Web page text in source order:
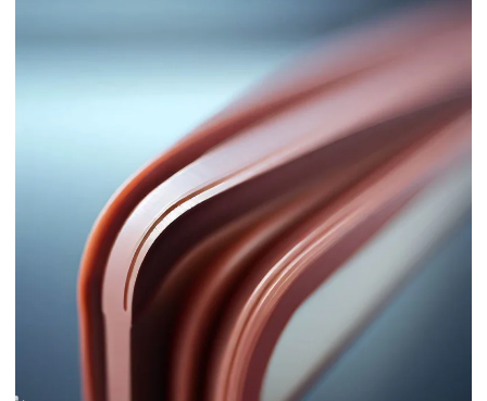
Fábrica de borrachas automotivas
Fábrica de borrachas de silicone
Fábrica de diafragmas
Fábrica de guarnição de borracha
Fabrica de mangueira de silicone
Fábrica de peças de borracha
Fabricação de artefatos de borracha
Fabricação de artefatos de borracha sob medida